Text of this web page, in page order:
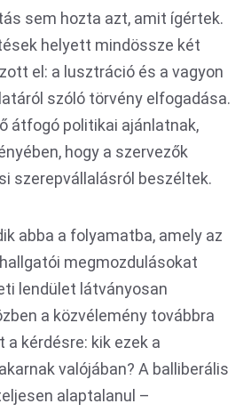
sem hozta azt, amit ígértek.
helyett mindössze két
el: a lusztráció és a vagyon
szóló törvény elfogadása.
átfogó politikai ajánlatnak,
hogy a szervezők
szerepvállalásról beszéltek.
abba a folyamatba, amely az
megmozdulásokat
lendület látványosan
a közvélemény továbbra
kérdésre: kik ezek a
valójában? A balliberális
alaptalanul –